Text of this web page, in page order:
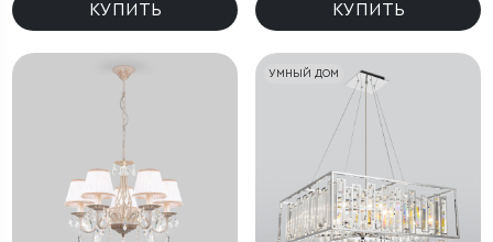
КУПИТЬ КУПИТЬ
УМНЫЙ ДОМ